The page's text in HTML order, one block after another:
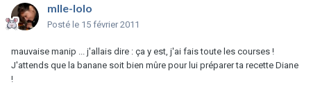
mlle-lolo
Posté le 15 février 2011
mauvaise manip ... j'allais dire : ça y est, j'ai fais toute les courses !
J'attends que la banane soit bien mûre pour lui préparer ta recette Diane
!